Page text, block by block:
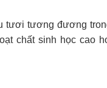
tươi tương đương
chất sinh học cao